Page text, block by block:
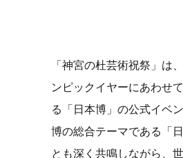
「神宮の杜芸術祝祭」は
ンピックイヤーにあわせ
る「日本博」の公式イベ
博の総合テーマである「
とも深く共鳴しながら、